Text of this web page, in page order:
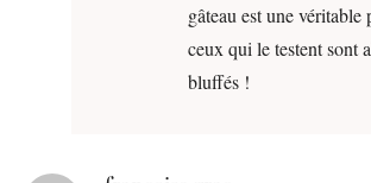
gâteau est une véritable
ceux qui le testent sont
bluffés !